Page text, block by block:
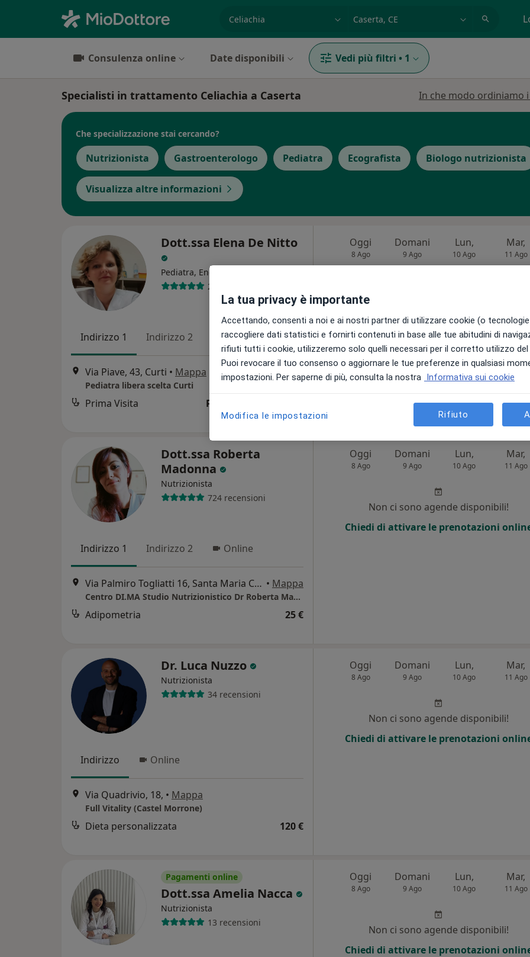
Consulenza online Date disponibili Vedi più filtri • 1
Specialisti in trattamento Celiachia a Caserta In che modo ordiniamo
Che specializzazione stai cercando?
Nutrizionista Gastroenterologo Pediatra Ecografista Biologo nutrizionista
Visualizza altre informazioni
Dott.ssa Elena De Nitto
Pediatra, Endocrinologa
207 recensioni
Indirizzo 1 Indirizzo 2
Via Piave, 43, Curti • Mappa
Pediatra libera scelta Curti
Prima Visita Prestazione gratuita
Oggi
8 Ago
Domani
9 Ago
Lun,
10 Ago
Mar,
11 Ago
Non ci sono agende disponibili!
Chiedi di attivare le prenotazioni online
Dott.ssa Roberta
Madonna
Nutrizionista
724 recensioni
Indirizzo 1 Indirizzo 2 Online
Via Palmiro Togliatti 16, Santa Maria Capua Vetere • Mappa
Centro DI.MA Studio Nutrizionistico Dr Roberta Madonna - Biologo Nutrizionista Farmacista e Specialista in Biochimica Clinica
Adipometria 25 €
Oggi
8 Ago
Domani
9 Ago
Lun,
10 Ago
Mar,
11 Ago
Non ci sono agende disponibili!
Chiedi di attivare le prenotazioni
Dr. Luca Nuzzo
Nutrizionista
34 recensioni
Indirizzo Online
Via Quadrivio, 18, • Mappa
Full Vitality (Castel Morrone)
Dieta personalizzata 120 €
Oggi
8 Ago
Domani
9 Ago
Lun,
10 Ago
Mar,
11 Ago
Non ci sono agende disponibili!
Chiedi di attivare le prenotazioni
Pagamenti online
Dott.ssa Amelia Nacca
Nutrizionista
13 recensioni
Oggi
8 Ago
Domani
9 Ago
Lun,
10 Ago
Mar,
11 Ago
Non ci sono agende disponibili!
Chiedi di attivare le prenotazioni
La tua privacy è importante
Accettando, consenti a noi e ai nostri partner di utilizzare cookie (o
raccogliere dati statistici e fornirti contenuti in base alle tue abitudini di
rifiuti tutti i cookie, utilizzeremo solo quelli necessari per il corretto utilizzo
Puoi revocare il tuo consenso o aggiornare le tue preferenze in qualsiasi
impostazioni. Per saperne di più, consulta la nostra Informativa sui cookie
Modifica le impostazioni Rifiuto